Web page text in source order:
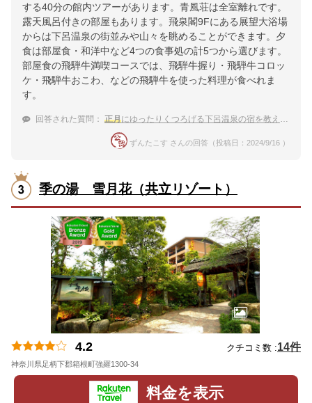
する40分の館内ツアーがあります。青風荘は全室離れです。
露天風呂付きの部屋もあります。飛泉閣9Fにある展望大浴場
からは下呂温泉の街並みや山々を眺めることができます。夕
食は部屋食・和洋中など4つの食事処の計5つから選びます。
部屋食の飛騨牛満喫コースでは、飛騨牛握り・飛騨牛コロッ
ケ・飛騨牛おこわ、などの飛騨牛を使った料理が食べれま
す。
回答された質問： 正月にゆったりくつろげる下呂温泉の宿を教えて！
ずんたこす さんの回答（投稿日：2024/9/16 ）
季の湯 雪月花（共立リゾート）
4.2 クチコミ数 :14件
神奈川県足柄下郡箱根町強羅1300-34
料金を表示